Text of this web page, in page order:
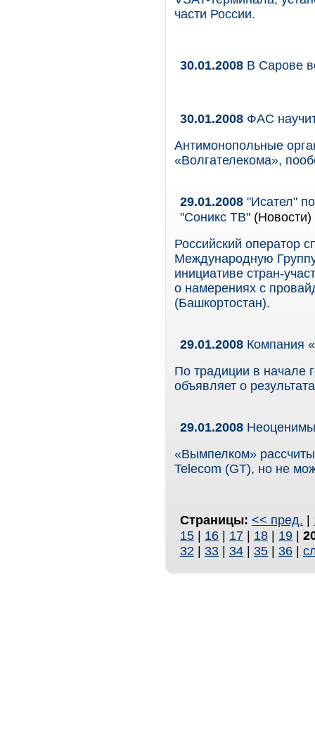
части России.
30.01.2008 В Сарове
30.01.2008 ФАС
Антимонопольные
«Волгателекома»,
29.01.2008 "Исател"
"Соникс ТВ" (Новости)
Российский оператор
Международную
инициативе стран-
о намерениях с
(Башкортостан).
29.01.2008 Компания
По традиции в начале
объявляет о
29.01.2008
«Вымпелком»
Telecom (GT), но не
Страницы: << пред. |
15 | 16 | 17 | 18 | 19 |
32 | 33 | 34 | 35 | 36 |